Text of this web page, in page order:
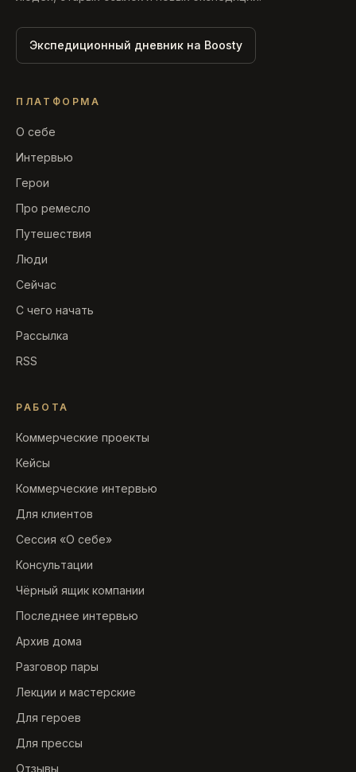
Экспедиционный дневник на Boosty
ПЛАТФОРМА
О себе
Интервью
Герои
Про ремесло
Путешествия
Люди
Сейчас
С чего начать
Рассылка
RSS
РАБОТА
Коммерческие проекты
Кейсы
Коммерческие интервью
Для клиентов
Сессия «О себе»
Консультации
Чёрный ящик компании
Последнее интервью
Архив дома
Разговор пары
Лекции и мастерские
Для героев
Для прессы
Отзывы